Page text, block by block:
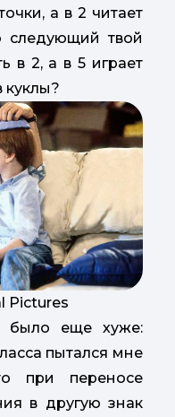
а в 2 читает
следующий твой
в 2, а в 5 играет
Pictures
было еще хуже:
пытался мне
при переносе
в другую знак